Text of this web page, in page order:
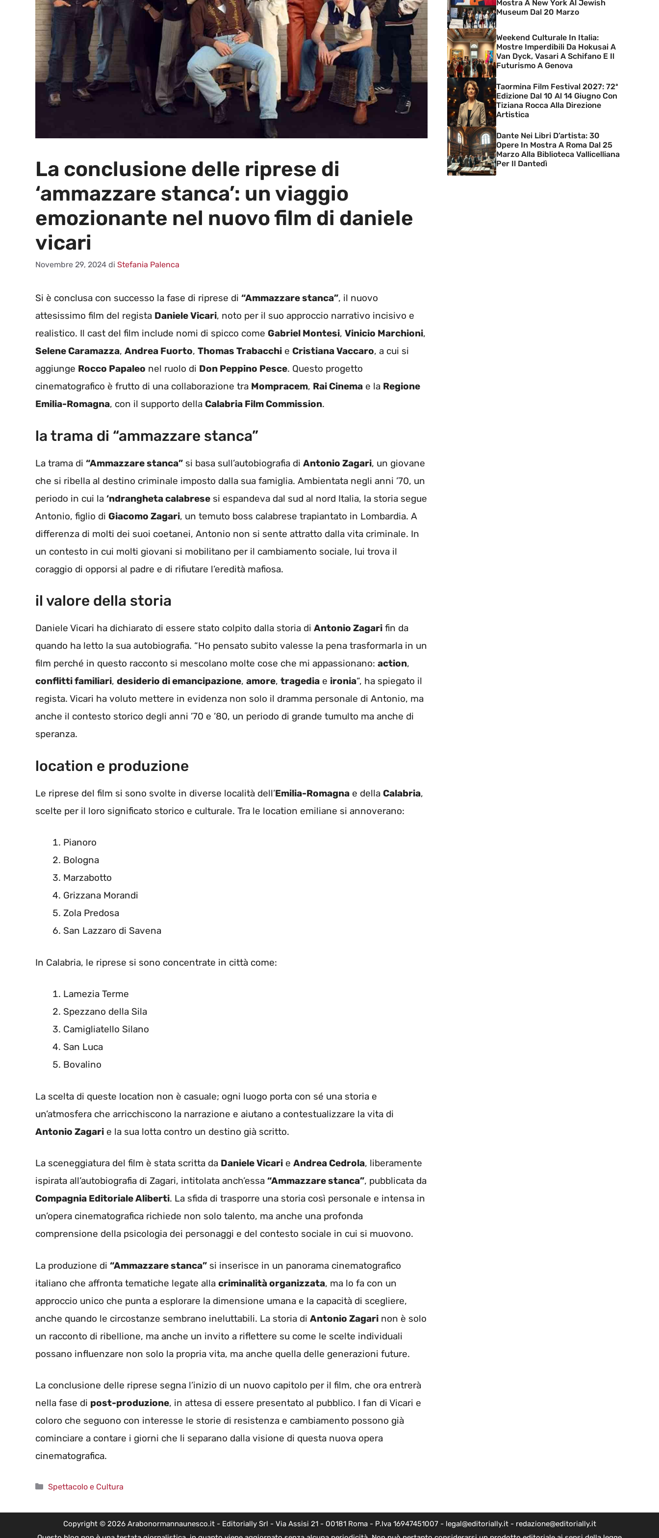
La conclusione delle riprese di
‘ammazzare stanca’: un viaggio
emozionante nel nuovo film di daniele
vicari
Novembre 29, 2024 di Stefania Palenca
Si è conclusa con successo la fase di riprese di “Ammazzare stanca”, il nuovo
attesissimo film del regista Daniele Vicari, noto per il suo approccio narrativo incisivo e
realistico. Il cast del film include nomi di spicco come Gabriel Montesi, Vinicio Marchioni,
Selene Caramazza, Andrea Fuorto, Thomas Trabacchi e Cristiana Vaccaro, a cui si
aggiunge Rocco Papaleo nel ruolo di Don Peppino Pesce. Questo progetto
cinematografico è frutto di una collaborazione tra Mompracem, Rai Cinema e la Regione
Emilia-Romagna, con il supporto della Calabria Film Commission.
la trama di “ammazzare stanca”
La trama di “Ammazzare stanca” si basa sull’autobiografia di Antonio Zagari, un giovane
che si ribella al destino criminale imposto dalla sua famiglia. Ambientata negli anni ’70, un
periodo in cui la ‘ndrangheta calabrese si espandeva dal sud al nord Italia, la storia segue
Antonio, figlio di Giacomo Zagari, un temuto boss calabrese trapiantato in Lombardia. A
differenza di molti dei suoi coetanei, Antonio non si sente attratto dalla vita criminale. In
un contesto in cui molti giovani si mobilitano per il cambiamento sociale, lui trova il
coraggio di opporsi al padre e di rifiutare l’eredità mafiosa.
il valore della storia
Daniele Vicari ha dichiarato di essere stato colpito dalla storia di Antonio Zagari fin da
quando ha letto la sua autobiografia. “Ho pensato subito valesse la pena trasformarla in un
film perché in questo racconto si mescolano molte cose che mi appassionano: action,
conflitti familiari, desiderio di emancipazione, amore, tragedia e ironia“, ha spiegato il
regista. Vicari ha voluto mettere in evidenza non solo il dramma personale di Antonio, ma
anche il contesto storico degli anni ’70 e ’80, un periodo di grande tumulto ma anche di
speranza.
location e produzione
Le riprese del film si sono svolte in diverse località dell’Emilia-Romagna e della Calabria,
scelte per il loro significato storico e culturale. Tra le location emiliane si annoverano:
Pianoro
Bologna
Marzabotto
Grizzana Morandi
Zola Predosa
San Lazzaro di Savena
In Calabria, le riprese si sono concentrate in città come:
Lamezia Terme
Spezzano della Sila
Camigliatello Silano
San Luca
Bovalino
La scelta di queste location non è casuale; ogni luogo porta con sé una storia e
un’atmosfera che arricchiscono la narrazione e aiutano a contestualizzare la vita di
Antonio Zagari e la sua lotta contro un destino già scritto.
La sceneggiatura del film è stata scritta da Daniele Vicari e Andrea Cedrola, liberamente
ispirata all’autobiografia di Zagari, intitolata anch’essa “Ammazzare stanca”, pubblicata da
Compagnia Editoriale Aliberti. La sfida di trasporre una storia così personale e intensa in
un’opera cinematografica richiede non solo talento, ma anche una profonda
comprensione della psicologia dei personaggi e del contesto sociale in cui si muovono.
La produzione di “Ammazzare stanca” si inserisce in un panorama cinematografico
italiano che affronta tematiche legate alla criminalità organizzata, ma lo fa con un
approccio unico che punta a esplorare la dimensione umana e la capacità di scegliere,
anche quando le circostanze sembrano ineluttabili. La storia di Antonio Zagari non è solo
un racconto di ribellione, ma anche un invito a riflettere su come le scelte individuali
possano influenzare non solo la propria vita, ma anche quella delle generazioni future.
La conclusione delle riprese segna l’inizio di un nuovo capitolo per il film, che ora entrerà
nella fase di post-produzione, in attesa di essere presentato al pubblico. I fan di Vicari e
coloro che seguono con interesse le storie di resistenza e cambiamento possono già
cominciare a contare i giorni che li separano dalla visione di questa nuova opera
cinematografica.
Categorie
Spettacolo e Cultura
Mostra A New York Al Jewish
Museum Dal 20 Marzo
Weekend Culturale In Italia:
Mostre Imperdibili Da Hokusai A
Van Dyck, Vasari A Schifano E Il
Futurismo A Genova
Taormina Film Festival 2027: 72ª
Edizione Dal 10 Al 14 Giugno Con
Tiziana Rocca Alla Direzione
Artistica
Dante Nei Libri D’artista: 30
Opere In Mostra A Roma Dal 25
Marzo Alla Biblioteca Vallicelliana
Per Il Dantedì
Copyright © 2026 Arabonormannaunesco.it - Editorially Srl - Via Assisi 21 - 00181 Roma - P.Iva 16947451007 - legal@editorially.it - redazione@editorially.it